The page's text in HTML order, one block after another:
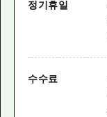
정기휴일
수수료